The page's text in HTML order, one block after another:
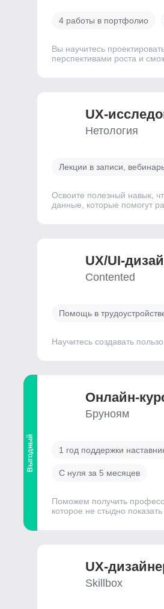
4 работы в портфолио
Вы научитесь
перспективами роста и
UX-
Нетология
Лекции в записи,
Освоите полезный навык,
данные, которые помогут
UX/UI-
Contented
Помощь в
Научитесь создавать
Выгодный
Онлайн-
Бруноям
1 год поддержки
С нуля за 5 месяцев
Поможем получить
которое не стыдно показать
UX-
Skillbox